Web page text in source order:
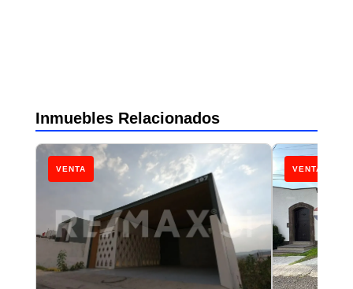
Inmuebles Relacionados
VENTA VENTA